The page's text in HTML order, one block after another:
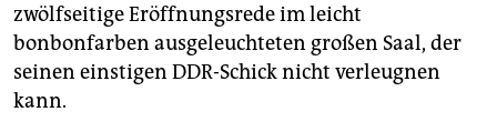
zwölfseitige Eröffnungsrede im leicht
bonbonfarben ausgeleuchteten großen Saal, der
seinen einstigen DDR-Schick nicht verleugnen
kann.